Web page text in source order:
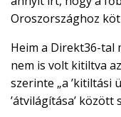
Oroszországhoz
Heim a Direkt36-tal
nem is volt kitiltva
szerinte „a ’kitiltási
’átvilágítása’ között